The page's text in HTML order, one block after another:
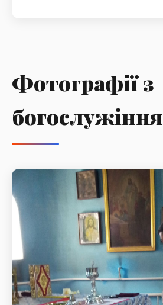
Фотографії з
богослужіння